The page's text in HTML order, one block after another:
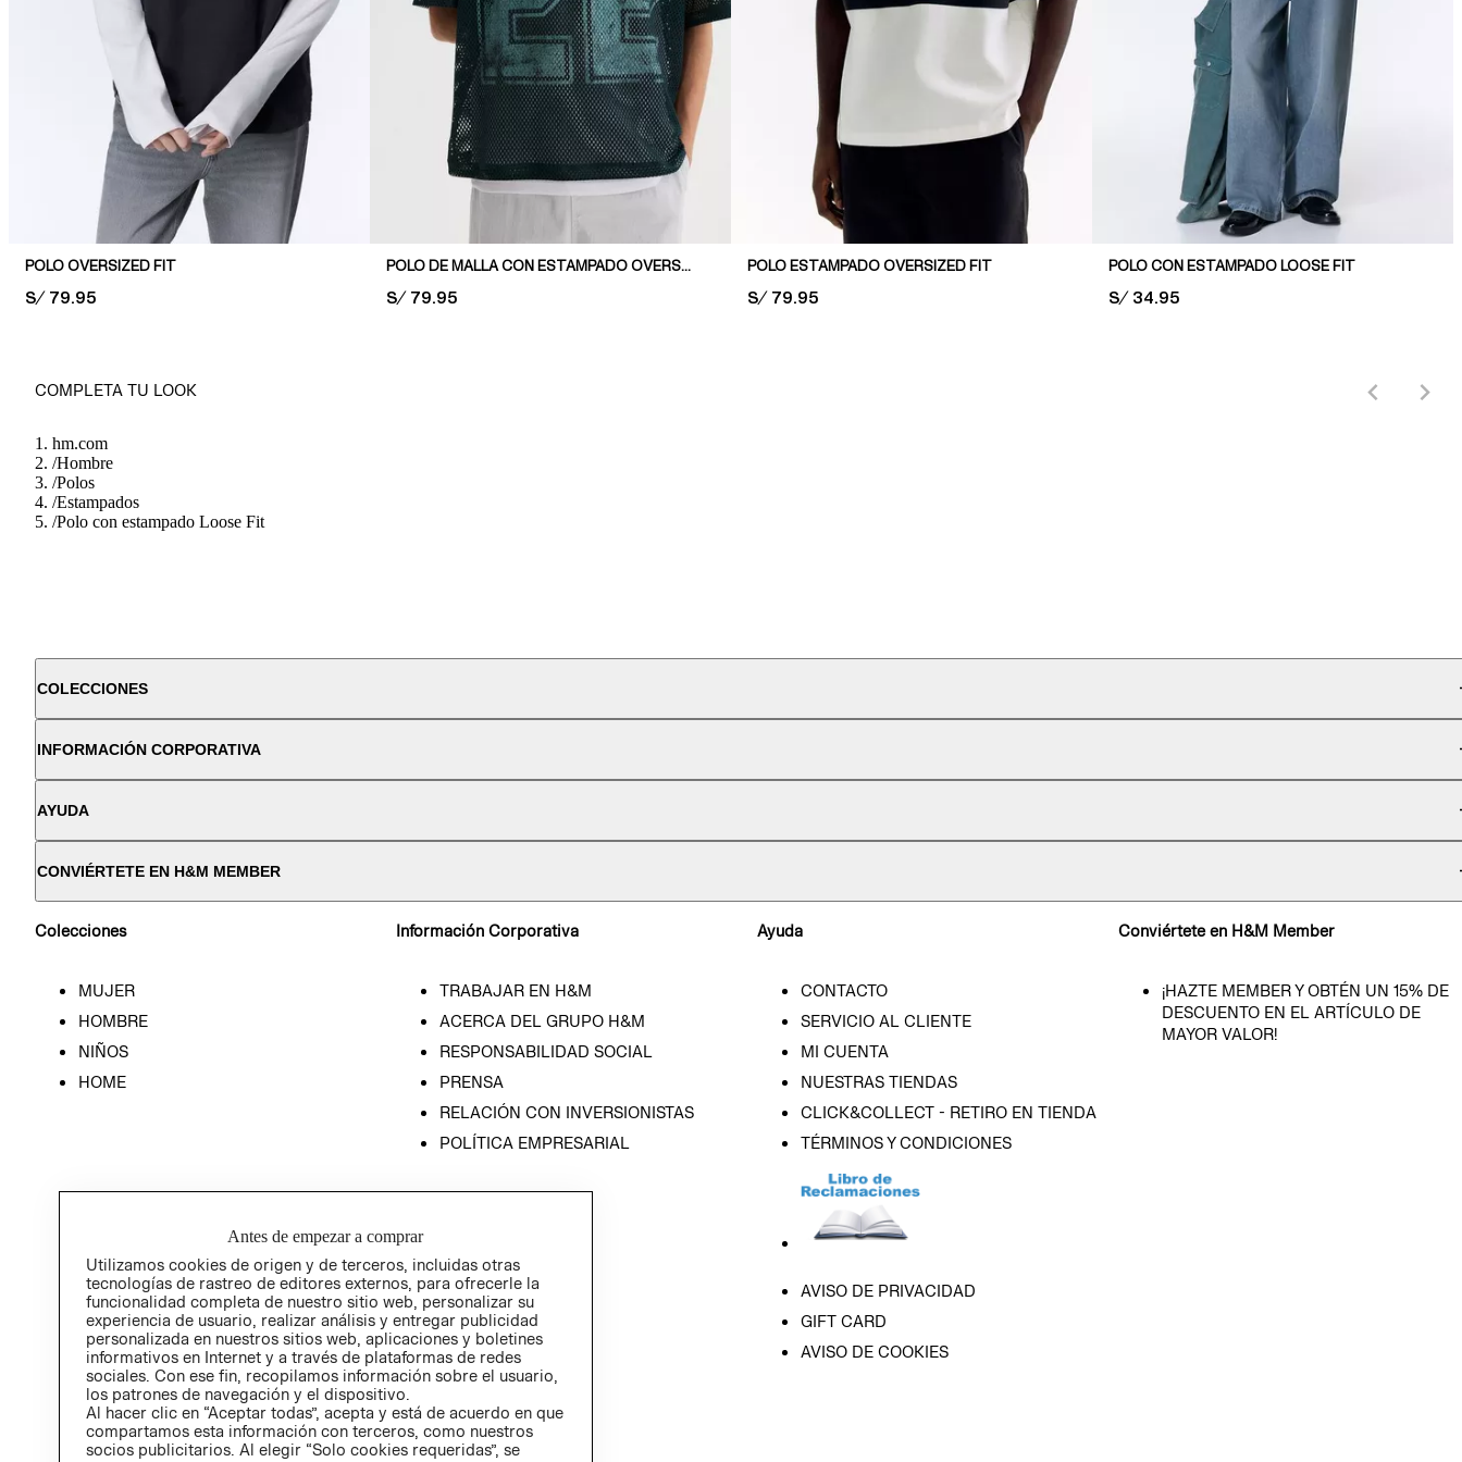
POLO OVERSIZED FIT
PRICE:
S/ 79.95
POLO DE MALLA CON ESTAMPADO OVERSIZED FIT
PRICE:
S/ 79.95
POLO ESTAMPADO OVERSIZED FIT
PRICE:
S/ 79.95
POLO CON ESTAMPADO LOOSE FIT
PRICE:
S/ 34.95
COMPLETA TU LOOK
hm.com
/Hombre
/Polos
/Estampados
/Polo con estampado Loose Fit
COLECCIONES
INFORMACIÓN CORPORATIVA
AYUDA
CONVIÉRTETE EN H&M MEMBER
Colecciones
MUJER
HOMBRE
NIÑOS
HOME
Información Corporativa
TRABAJAR EN H&M
ACERCA DEL GRUPO H&M
RESPONSABILIDAD SOCIAL
PRENSA
RELACIÓN CON INVERSIONISTAS
POLÍTICA EMPRESARIAL
Ayuda
CONTACTO
SERVICIO AL CLIENTE
MI CUENTA
NUESTRAS TIENDAS
CLICK&COLLECT - RETIRO EN TIENDA
TÉRMINOS Y CONDICIONES
AVISO DE PRIVACIDAD
GIFT CARD
AVISO DE COOKIES
Conviértete en H&M Member
¡HAZTE MEMBER Y OBTÉN UN 15% DE
DESCUENTO EN EL ARTÍCULO DE
MAYOR VALOR!
Antes de empezar a comprar
Utilizamos cookies de origen y de terceros, incluidas otras
tecnologías de rastreo de editores externos, para ofrecerle la
funcionalidad completa de nuestro sitio web, personalizar su
experiencia de usuario, realizar análisis y entregar publicidad
personalizada en nuestros sitios web, aplicaciones y boletines
informativos en Internet y a través de plataformas de redes
sociales. Con ese fin, recopilamos información sobre el usuario,
los patrones de navegación y el dispositivo.
Al hacer clic en “Aceptar todas”, acepta y está de acuerdo en que
compartamos esta información con terceros, como nuestros
socios publicitarios. Al elegir “Solo cookies requeridas”, se